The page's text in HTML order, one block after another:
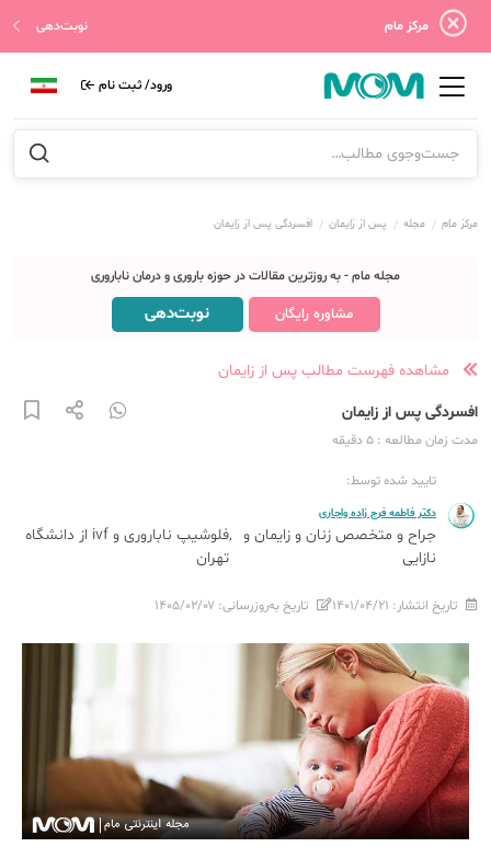
مرکز مام نوبت‌دهی
ورود/ ثبت نام
مرکز مام مجله پس از زایمان افسردگی پس از زایمان
مجله مام - به روزترین مقالات در حوزه باروری و درمان ناباروری
مشاوره رایگان نوبت‌دهی
مشاهده فهرست مطالب پس از زایمان
افسردگی پس از زایمان
مدت زمان مطالعه : 5 دقیقه
تایید شده توسط:
دکتر فاطمه فرج زاده واجاری
جراح و متخصص زنان و زایمان و
نازایی
فلوشیپ ناباروری و ivf از دانشگاه
تهران
تاریخ انتشار: ۱۴۰۱/۰۴/۲۱ تاریخ به‌روزرسانی: ۱۴۰۵/۰۲/۰۷